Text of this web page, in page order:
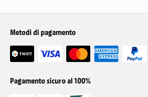
Metodi di pagamento
Pagamento sicuro al 100%